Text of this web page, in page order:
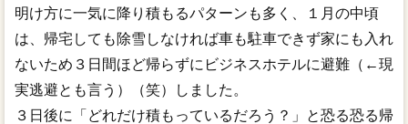
明け方に一気に降り積もるパターンも多く、１月の中頃
は、帰宅しても除雪しなければ車も駐車できず家にも入れ
ないため３日間ほど帰らずにビジネスホテルに避難（←現
実逃避とも言う）（笑）しました。
３日後に「どれだけ積もっているだろう？」と恐る恐る帰